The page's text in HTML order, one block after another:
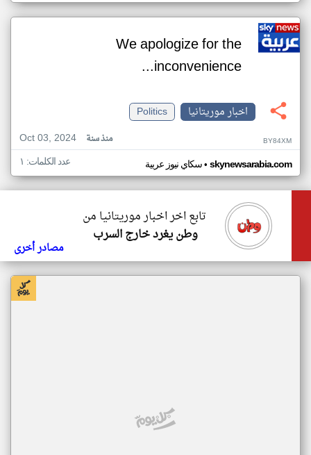
We apologize for the
inconvenience...
اخبار موريتانيا
Politics
Oct 03, 2024
منذ سنة BY84XM
سكاي نيوز عربية• skynewsarabia.com عدد الكلمات: ١
تابع اخر اخبار موريتانيا من
وطن يغرد خارج السرب
مصادر أخرى